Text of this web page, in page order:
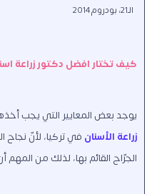
الـ21، بودروم 2014
كيف تختار افضل دكتور زراعة
يوجد بعض المعايير التي يجب
زراعة الأسنان في تركيا، لأنّ
الجرّاح القائم بها، لذلك من المهم